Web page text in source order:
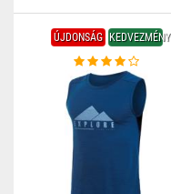
ÚJDONSÁG KEDVEZMÉNY